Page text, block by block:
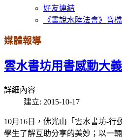
好友連結
《畫說水陸法會》音
媒體報導
雲水書坊用書感動大
詳細內容
建立: 2015-10-17
10月16日，佛光山「雲水書坊-
學生了解互助分享的美妙；以一